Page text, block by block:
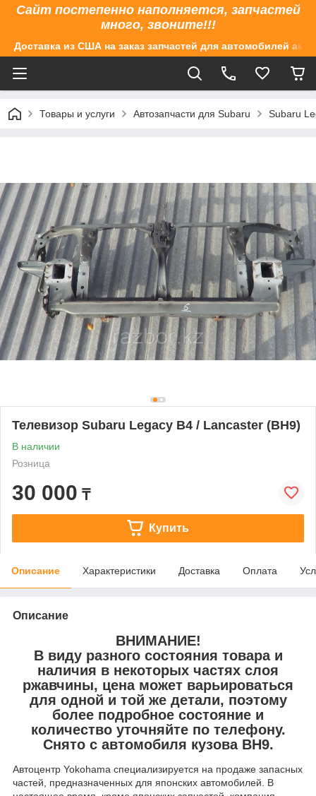
Сайт постепенно наполняется, запчастей
много, звоните!!!
Доставка из США на заказ запчастей для автомобилей
Товары и услуги Автозапчасти для Subaru Subaru
Телевизор Subaru Legacy B4 / Lancaster (BH9)
В наличии
Розница
30 000 ₸
Купить
Описание Характеристики Доставка Оплата
Описание
ВНИМАНИЕ!
В виду разного состояния товара и
наличия в некоторых частях слоя
ржавчины, цена может варьироваться
для одной и той же детали, поэтому
более подробное состояние и
количество уточняйте по телефону.
Снято с автомобиля кузова BH9.
Автоцентр Yokohama специализируется на продаже запасных
частей, предназначенных для японских автомобилей. В